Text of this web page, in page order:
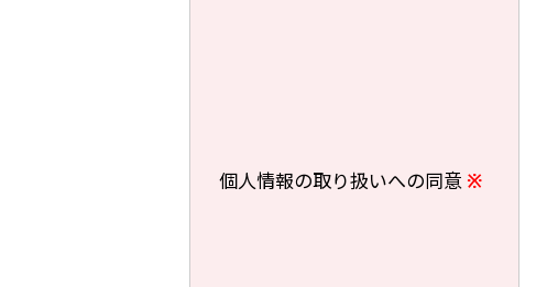
個人情報の取り扱いへの同意 ※